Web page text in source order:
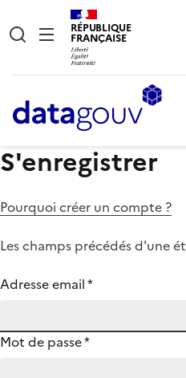
RÉPUBLIQUE
FRANÇAISE
S'enregistrer
Pourquoi créer un compte ?
Les champs précédés d'une
Adresse email*
Mot de passe*